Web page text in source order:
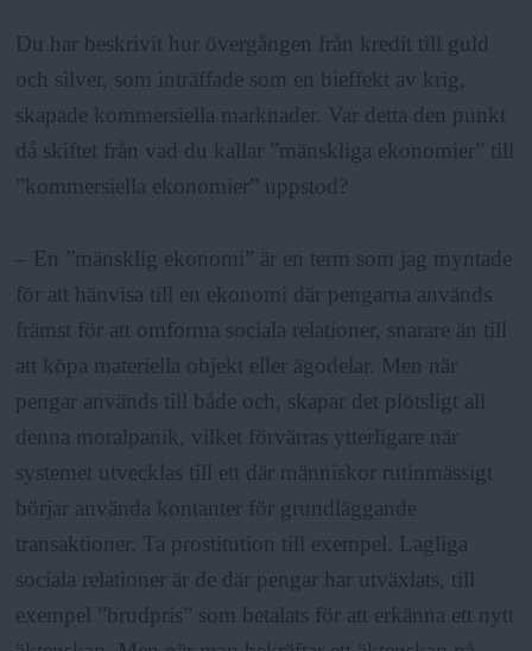
Du har beskrivit hur övergången från kredit till guld
och silver, som inträffade som en bieffekt av krig,
skapade kommersiella marknader. Var detta den punkt
då skiftet från vad du kallar ”mänskliga ekonomier” till
”kommersiella ekonomier” uppstod?
– En ”mänsklig ekonomi” är en term som jag myntade
för att hänvisa till en ekonomi där pengarna används
främst för att omforma sociala relationer, snarare än till
att köpa materiella objekt eller ägodelar. Men när
pengar används till både och, skapar det plötsligt all
denna moralpanik, vilket förvärras ytterligare när
systemet utvecklas till ett där människor rutinmässigt
börjar använda kontanter för grundläggande
transaktioner. Ta prostitution till exempel. Lagliga
sociala relationer är de där pengar har utväxlats, till
exempel ”brudpris” som betalats för att erkänna ett nytt